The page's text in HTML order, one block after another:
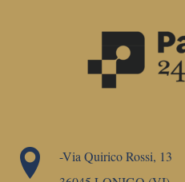
-Via Quirico Rossi, 13